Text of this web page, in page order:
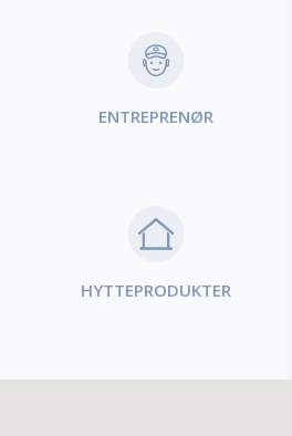
ENTREPRENØR
HYTTEPRODUKTER